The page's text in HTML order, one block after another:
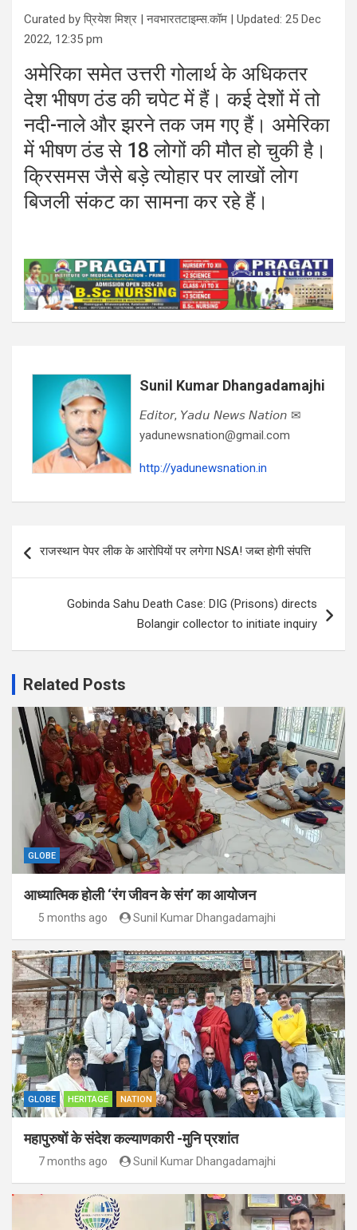
Curated byप्रियेश मिश्र |नवभारतटाइम्स.कॉम | Updated: 25 Dec
2022, 12:35 pm
अमेरिका समेत उत्तरी गोलार्थ के अधिकतर
देश भीषण ठंड की चपेट में हैं। कई देशों में तो
नदी-नाले और झरने तक जम गए हैं। अमेरिका
में भीषण ठंड से 18 लोगों की मौत हो चुकी है।
क्रिसमस जैसे बड़े त्योहार पर लाखों लोग
बिजली संकट का सामना कर रहे हैं।
Sunil Kumar Dhangadamajhi
𝘌𝘥𝘪𝘵𝘰𝘳, 𝘠𝘢𝘥𝘶 𝘕𝘦𝘸𝘴 𝘕𝘢𝘵𝘪𝘰𝘯 ✉
yadunewsnation@gmail.com
http://yadunewsnation.in
navigation
राजस्थान पेपर लीक के आरोपियों पर लगेगा NSA! जब्त होगी संपत्ति
Gobinda Sahu Death Case: DIG (Prisons) directs
Bolangir collector to initiate inquiry
Related Posts
GLOBE
आध्यात्मिक होली ‘रंग जीवन के संग’ का आयोजन
5 months ago Sunil Kumar Dhangadamajhi
GLOBE HERITAGE NATION
महापुरुषों के संदेश कल्याणकारी -मुनि प्रशांत
7 months ago Sunil Kumar Dhangadamajhi